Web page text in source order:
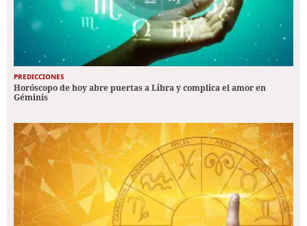
PREDICCIONES
Horóscopo de hoy abre puertas a Libra y complica el amor en
Géminis